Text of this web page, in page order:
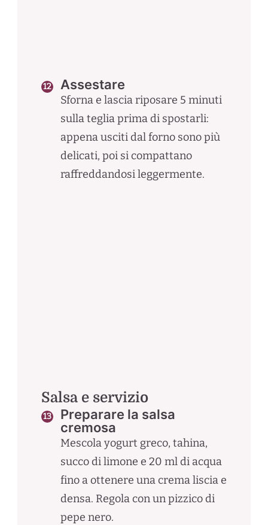
Assestare
Sforna e lascia riposare 5 minuti
sulla teglia prima di spostarli:
appena usciti dal forno sono più
delicati, poi si compattano
raffreddandosi leggermente.
Salsa e servizio
Preparare la salsa
cremosa
Mescola yogurt greco, tahina,
succo di limone e 20 ml di acqua
fino a ottenere una crema liscia e
densa. Regola con un pizzico di
pepe nero.